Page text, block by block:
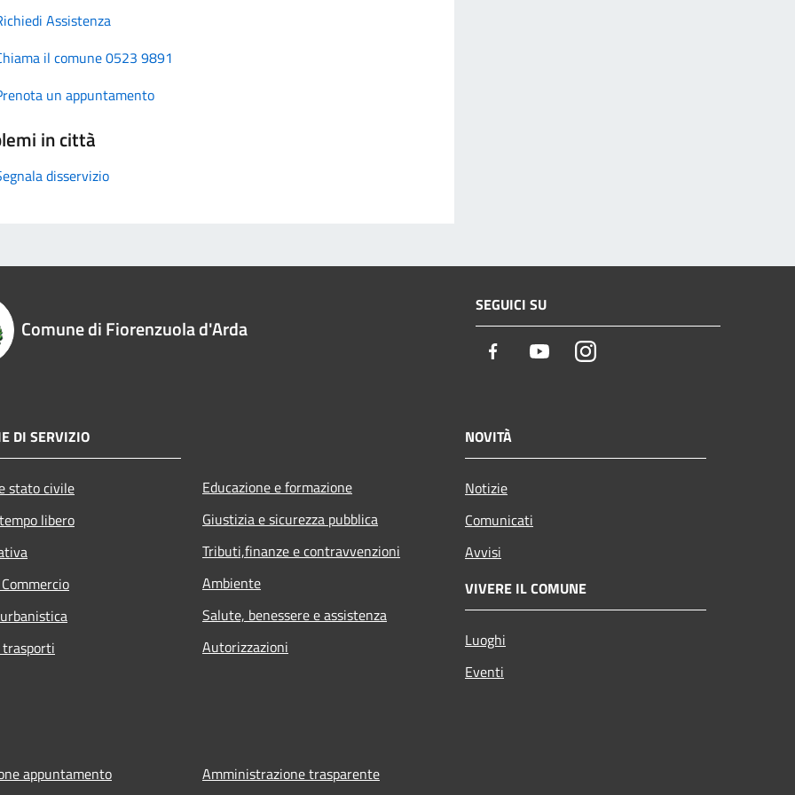
Assistenza
il comune 0523 9891
un appuntamento
in città
disservizio
Comune di Fiorenzuola d'Arda
SEGUICI SU
Facebook YoutubeInstagram
DI SERVIZIO
stato civile
libero
Educazione e formazione
Giustizia e sicurezza pubblica
Tributi,finanze e contravvenzioni
Ambiente
Salute, benessere e assistenza
Autorizzazioni
NOVITÀ
Notizie
Comunicati
Avvisi
VIVERE IL COMUNE
Luoghi
Eventi
appuntamento
Amministrazione trasparente